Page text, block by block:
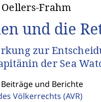
Frahm
und die
zur
der Sea
und Berichte
Völkerrechts (AVR)